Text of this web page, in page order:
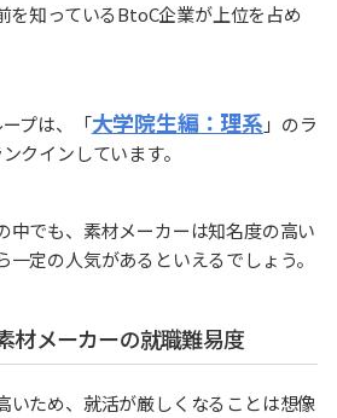
を知っているBtoC企業が上位を占め
プは、「大学院生編：理系」のラ
クインしています。
中でも、素材メーカーは知名度の高い
定の人気があるといえるでしょう。
材メーカーの就職難易度
いため、就活が厳しくなることは想像